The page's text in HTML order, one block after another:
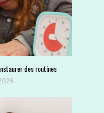
des routines